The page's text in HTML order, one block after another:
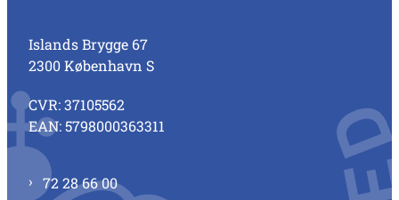
Islands Brygge 67
2300 København S
CVR: 37105562
EAN: 5798000363311
72 28 66 00